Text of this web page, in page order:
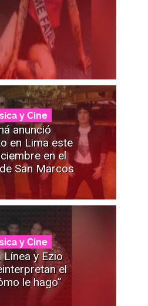
y Cine
anunció
en Lima este
en el
San Marcos
y Cine
Línea y Ezio
el
le hago”